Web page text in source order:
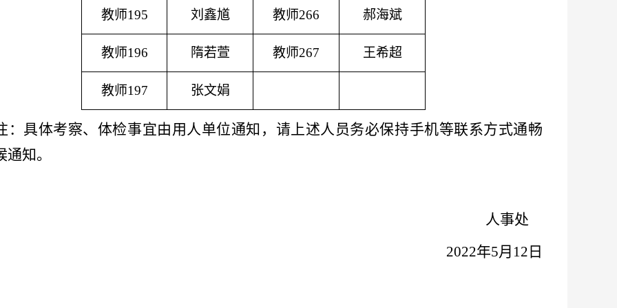
教师195 刘鑫馗 教师266 郝海斌
教师196 隋若萱 教师267 王希超
教师197 张文娟
：具体考察、体检事宜由用人单位通知，请上述人员务必保持手机等联系方式通畅
知。
人事处
2022年5月12日